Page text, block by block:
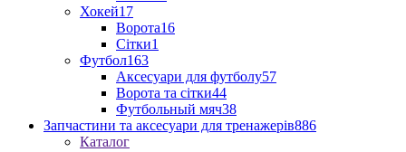
Хокей17
Ворота16
Сітки1
Футбол163
Аксесуари для футболу57
Ворота та сітки44
Футбольный мяч38
Запчастини та аксесуари для тренажерів886
Каталог